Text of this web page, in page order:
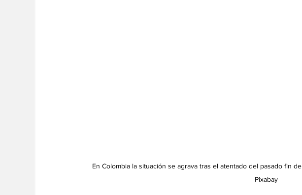
En Colombia la situación se agrava tras el atentado del pasado fin
Pixabay